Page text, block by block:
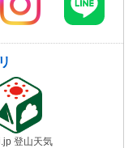
登山天気